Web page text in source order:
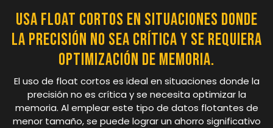
Usa float cortos en situaciones donde
la precisión no sea crítica y se requiera
optimización de memoria.
El uso de float cortos es ideal en situaciones donde la
precisión no es crítica y se necesita optimizar la
memoria. Al emplear este tipo de datos flotantes de
menor tamaño, se puede lograr un ahorro significativo